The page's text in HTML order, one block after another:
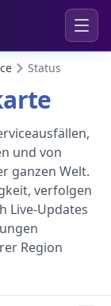
Status
und von
ganzen Welt.
verfolgen
Live-Updates
Region